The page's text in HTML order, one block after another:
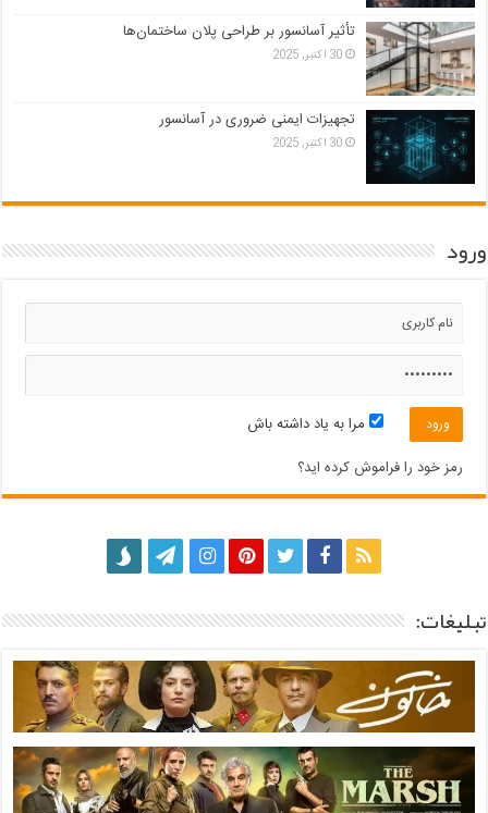
تأثیر آسانسور بر طراحی پلان ساختمان‌ها
30 اکتبر, 2025
تجهیزات ایمنی ضروری در آسانسور
30 اکتبر, 2025
ورود
مرا به یاد داشته باش
رمز خود را فراموش کرده اید؟
تبلیغات: